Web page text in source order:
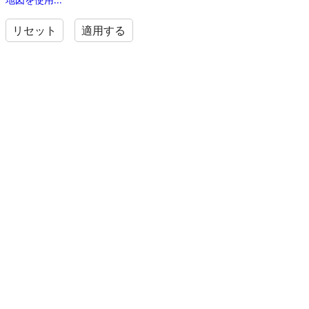
リセット 適用する